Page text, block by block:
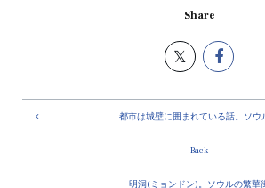
Share
都市は城壁に囲まれている話。ソウ
Back
明洞(ミョンドン)。ソウルの繁華